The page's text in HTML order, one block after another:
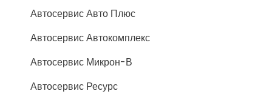
Автосервис Авто Плюс
Автосервис Автокомплекс
Автосервис Микрон-В
Автосервис Ресурс